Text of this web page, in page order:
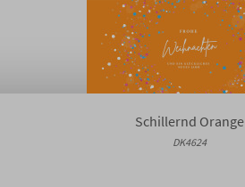
Schillernd Orange
DK4624